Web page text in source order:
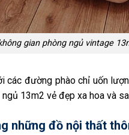
gian phòng ngủ vintage
các đường phào chỉ uốn
13m2 vẻ đẹp xa hoa và
những đồ nội thất